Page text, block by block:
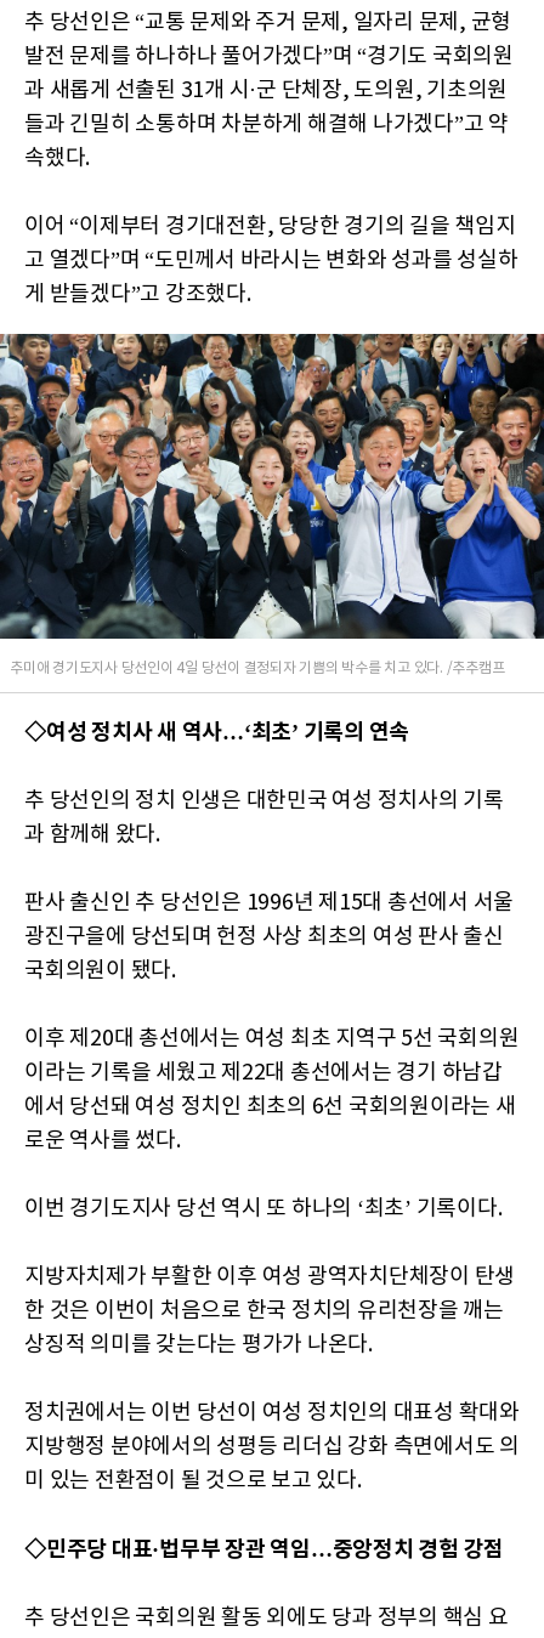
추 당선인은 “교통 문제와 주거 문제, 일자리 문제, 균형
발전 문제를 하나하나 풀어가겠다”며 “경기도 국회의원
과 새롭게 선출된 31개 시·군 단체장, 도의원, 기초의원
들과 긴밀히 소통하며 차분하게 해결해 나가겠다”고 약
속했다.
이어 “이제부터 경기대전환, 당당한 경기의 길을 책임지
고 열겠다”며 “도민께서 바라시는 변화와 성과를 성실하
게 받들겠다”고 강조했다.
추미애 경기도지사 당선인이 4일 당선이 결정되자 기쁨의 박수를 치고 있다. /추추캠프
◇여성 정치사 새 역사…‘최초’ 기록의 연속
추 당선인의 정치 인생은 대한민국 여성 정치사의 기록
과 함께해 왔다.
판사 출신인 추 당선인은 1996년 제15대 총선에서 서울
광진구을에 당선되며 헌정 사상 최초의 여성 판사 출신
국회의원이 됐다.
이후 제20대 총선에서는 여성 최초 지역구 5선 국회의원
이라는 기록을 세웠고 제22대 총선에서는 경기 하남갑
에서 당선돼 여성 정치인 최초의 6선 국회의원이라는 새
로운 역사를 썼다.
이번 경기도지사 당선 역시 또 하나의 ‘최초’ 기록이다.
지방자치제가 부활한 이후 여성 광역자치단체장이 탄생
한 것은 이번이 처음으로 한국 정치의 유리천장을 깨는
상징적 의미를 갖는다는 평가가 나온다.
정치권에서는 이번 당선이 여성 정치인의 대표성 확대와
지방행정 분야에서의 성평등 리더십 강화 측면에서도 의
미 있는 전환점이 될 것으로 보고 있다.
◇민주당 대표·법무부 장관 역임…중앙정치 경험 강점
추 당선인은 국회의원 활동 외에도 당과 정부의 핵심 요